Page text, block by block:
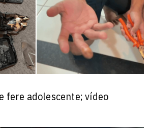
fere adolescente; vídeo